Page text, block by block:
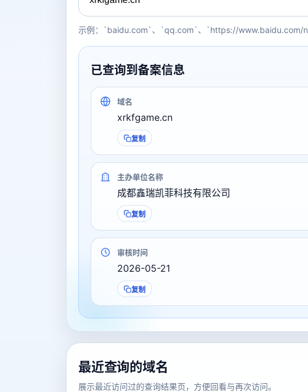
示例：`baidu.com`、`qq.com`、`https://www.baidu.com/
已查询到备案信息
域名
xrkfgame.cn
复制
主办单位名称
成都鑫瑞凯菲科技有限公司
复制
审核时间
2026-05-21
复制
最近查询的域名
展示最近访问过的查询结果页，方便回看与再次访问。